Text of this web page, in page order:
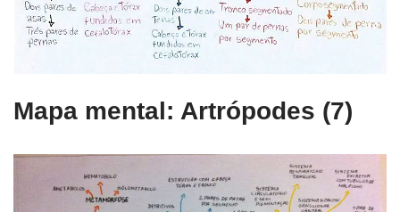
Mapa mental: Artrópodes (7)